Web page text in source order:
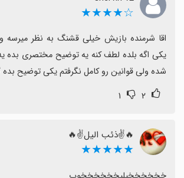
☆★★★★
شده ولی قوانین رو کامل نگرفتم یکی توضیح
۲ ۱
🔥✌ذئب الیل✌🔥
★★★★★